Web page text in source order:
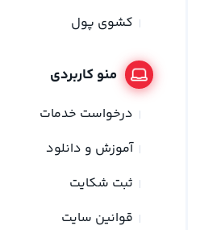
کشوی پول
منو کاربردی
درخواست خدمات
آموزش و دانلود
ثبت شکایت
قوانین سایت